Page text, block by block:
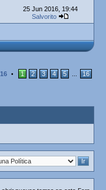
25 Jun 2016, 19:44
Salvorito
16 • 1 2 3 4 5 16